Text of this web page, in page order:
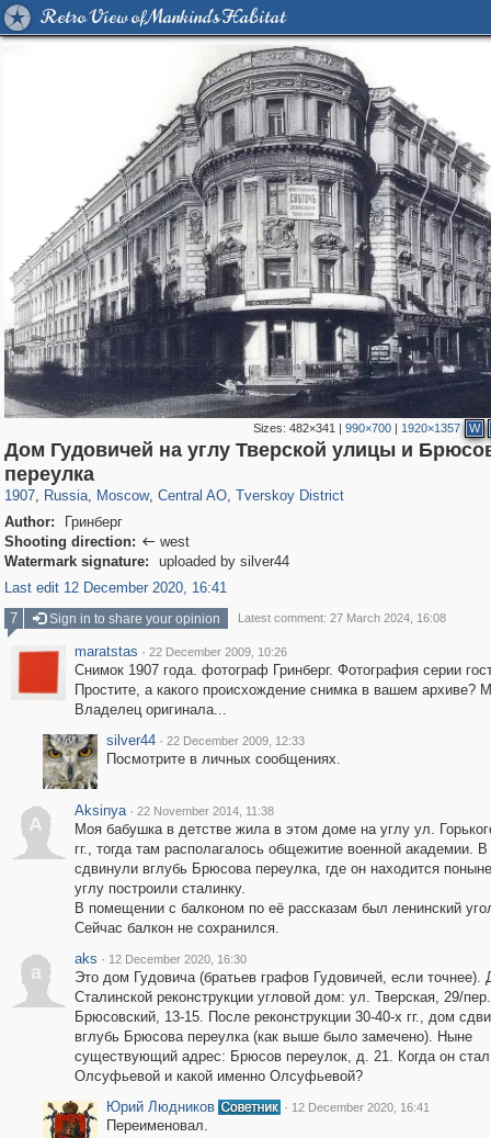
Retro View of Mankind's Habitat
Sizes: 482×341 | 990×700| 1920×1357 W
Дом Гудовичей на углу Тверской улицы и
переулка
1907, Russia
1,407,328
, Moscow
319,882
, Central AO, Tverskoy District
Author:
Гринберг
Shooting direction:  west
Watermark signature:
uploaded by silver44
Last edit 12 December 2020, 16:41
7
Sign in to share your opinion Latest comment: 27 March 2024, 16:08
maratstas · 22 December 2009, 10:26
Снимок 1907 года. фотограф Гринберг. Фотография серии
Простите, а какого происхождение снимка в вашем архиве?
Владелец оригинала...
silver44 · 22 December 2009, 12:33
Посмотрите в личных сообщениях.
A
Aksinya · 22 November 2014, 11:38
Моя бабушка в детстве жила в этом доме на углу ул.
гг., тогда там располагалось общежитие военной академии.
сдвинули вглубь Брюсова переулка, где он находится
углу построили сталинку.
В помещении с балконом по её рассказам был ленинский
Сейчас балкон не сохранился.
a
aks · 12 December 2020, 16:30
Это дом Гудовича (братьев графов Гудовичей, если точнее).
Сталинской реконструкции угловой дом: ул. Тверская, 29/пер.
Брюсовский, 13-15. После реконструкции 30-40-х гг., дом
вглубь Брюсова переулка (как выше было замечено). Ныне
существующий адрес: Брюсов переулок, д. 21. Когда он
Олсуфьевой и какой именно Олсуфьевой?
Юрий Людников
· 12 December 2020, 16:41
Переименовал.